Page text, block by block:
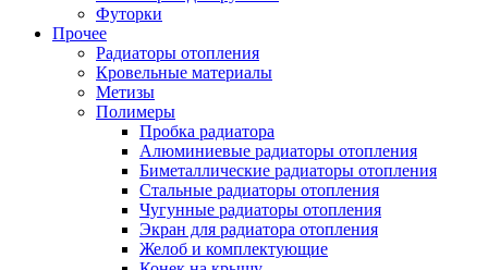
Футорки
Прочее
Радиаторы отопления
Кровельные материалы
Метизы
Полимеры
Пробка радиатора
Алюминиевые радиаторы отопления
Биметаллические радиаторы отопления
Стальные радиаторы отопления
Чугунные радиаторы отопления
Экран для радиатора отопления
Желоб и комплектующие